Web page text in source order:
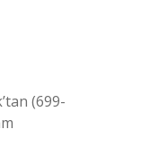
(699-